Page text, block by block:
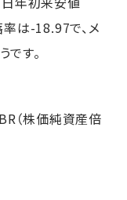
は-18.97で、メ
す。
（株価純資産倍